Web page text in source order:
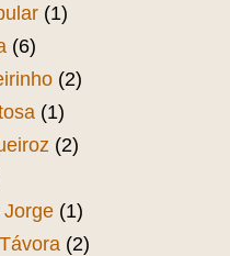
(1)
(6)
(2)
(1)
(2)
Jorge (1)
(2)